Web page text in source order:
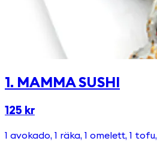
1. MAMMA SUSHI
125 kr
1 avokado, 1 räka, 1 omelett, 1